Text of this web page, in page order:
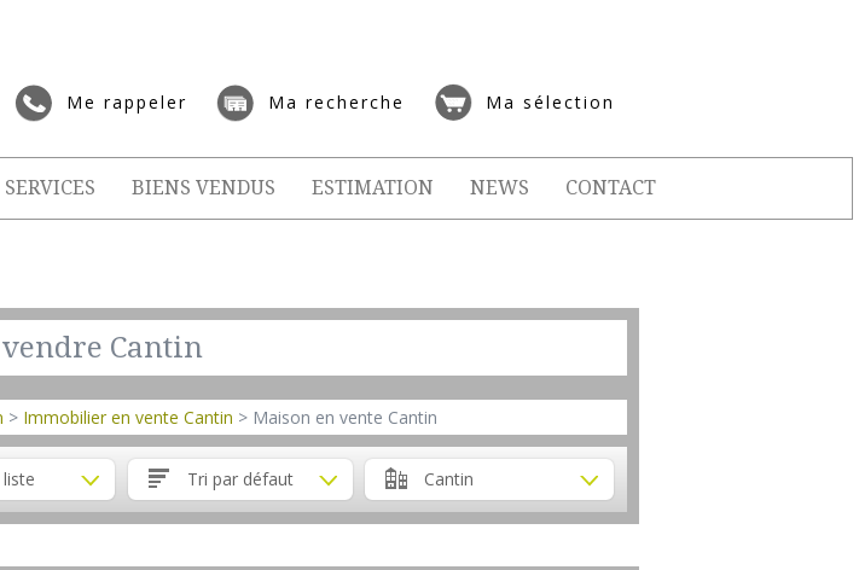
Me rappeler Ma recherche Ma sélection
SERVICES BIENS VENDUS ESTIMATION NEWS CONTACT
Cantin
> Immobilier en vente Cantin > Maison en vente Cantin
Tri par défaut Cantin